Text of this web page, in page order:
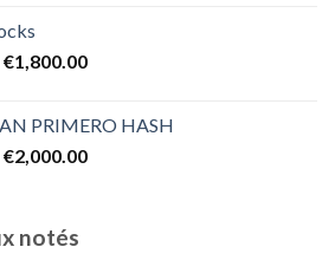
à
€1,800.00Plage
€300.00
à
PRIMERO HASH
€2,000.00Plage
notés